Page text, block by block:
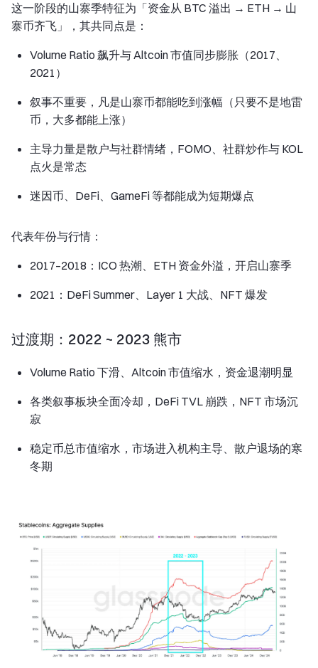
这一阶段的山寨季特征为「资金从 BTC 溢出 → ETH → 山
寨币齐飞」，其共同点是：
Volume Ratio 飙升与 Altcoin 市值同步膨胀（2017、
2021）
叙事不重要，凡是山寨币都能吃到涨幅（只要不是地雷
币，大多都能上涨）
主导力量是散户与社群情绪，FOMO、社群炒作与 KOL
点火是常态
迷因币、DeFi、GameFi 等都能成为短期爆点
代表年份与行情：
2017–2018：ICO 热潮、ETH 资金外溢，开启山寨季
2021：DeFi Summer、Layer 1 大战、NFT 爆发
过渡期：2022 ~ 2023 熊市
Volume Ratio 下滑、Altcoin 市值缩水，资金退潮明显
各类叙事板块全面冷却，DeFi TVL 崩跌，NFT 市场沉
寂
稳定币总市值缩水，市场进入机构主导、散户退场的寒
冬期